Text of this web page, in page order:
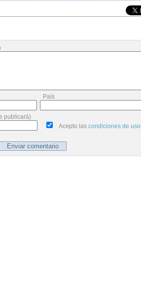
País
publicará)
Acepto las condiciones de uso